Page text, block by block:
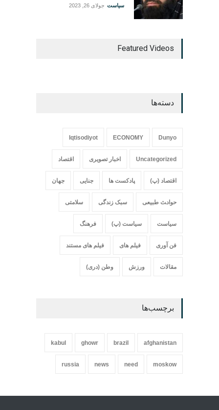
سیاست جولای 26, 2023
Featured Videos
دسته‌ها
Dunyo
ECONOMY
Iqtisodiyot
Uncategorized اخبار تصویری اقتصاد
اقتصاد (پ) پادکست ها جنایی جهان
حواد‍‍‍ث طبیعی سبک زندگی سلامتی
سیاست سیاست (پ) فرهنگ
فن آوری فیلم های فیلم های مستند
مقالات ورزش وطن (دری)
برچسب‌ها
afghanistan
brazil
ghowr
kabul
moskow
need
news
russia